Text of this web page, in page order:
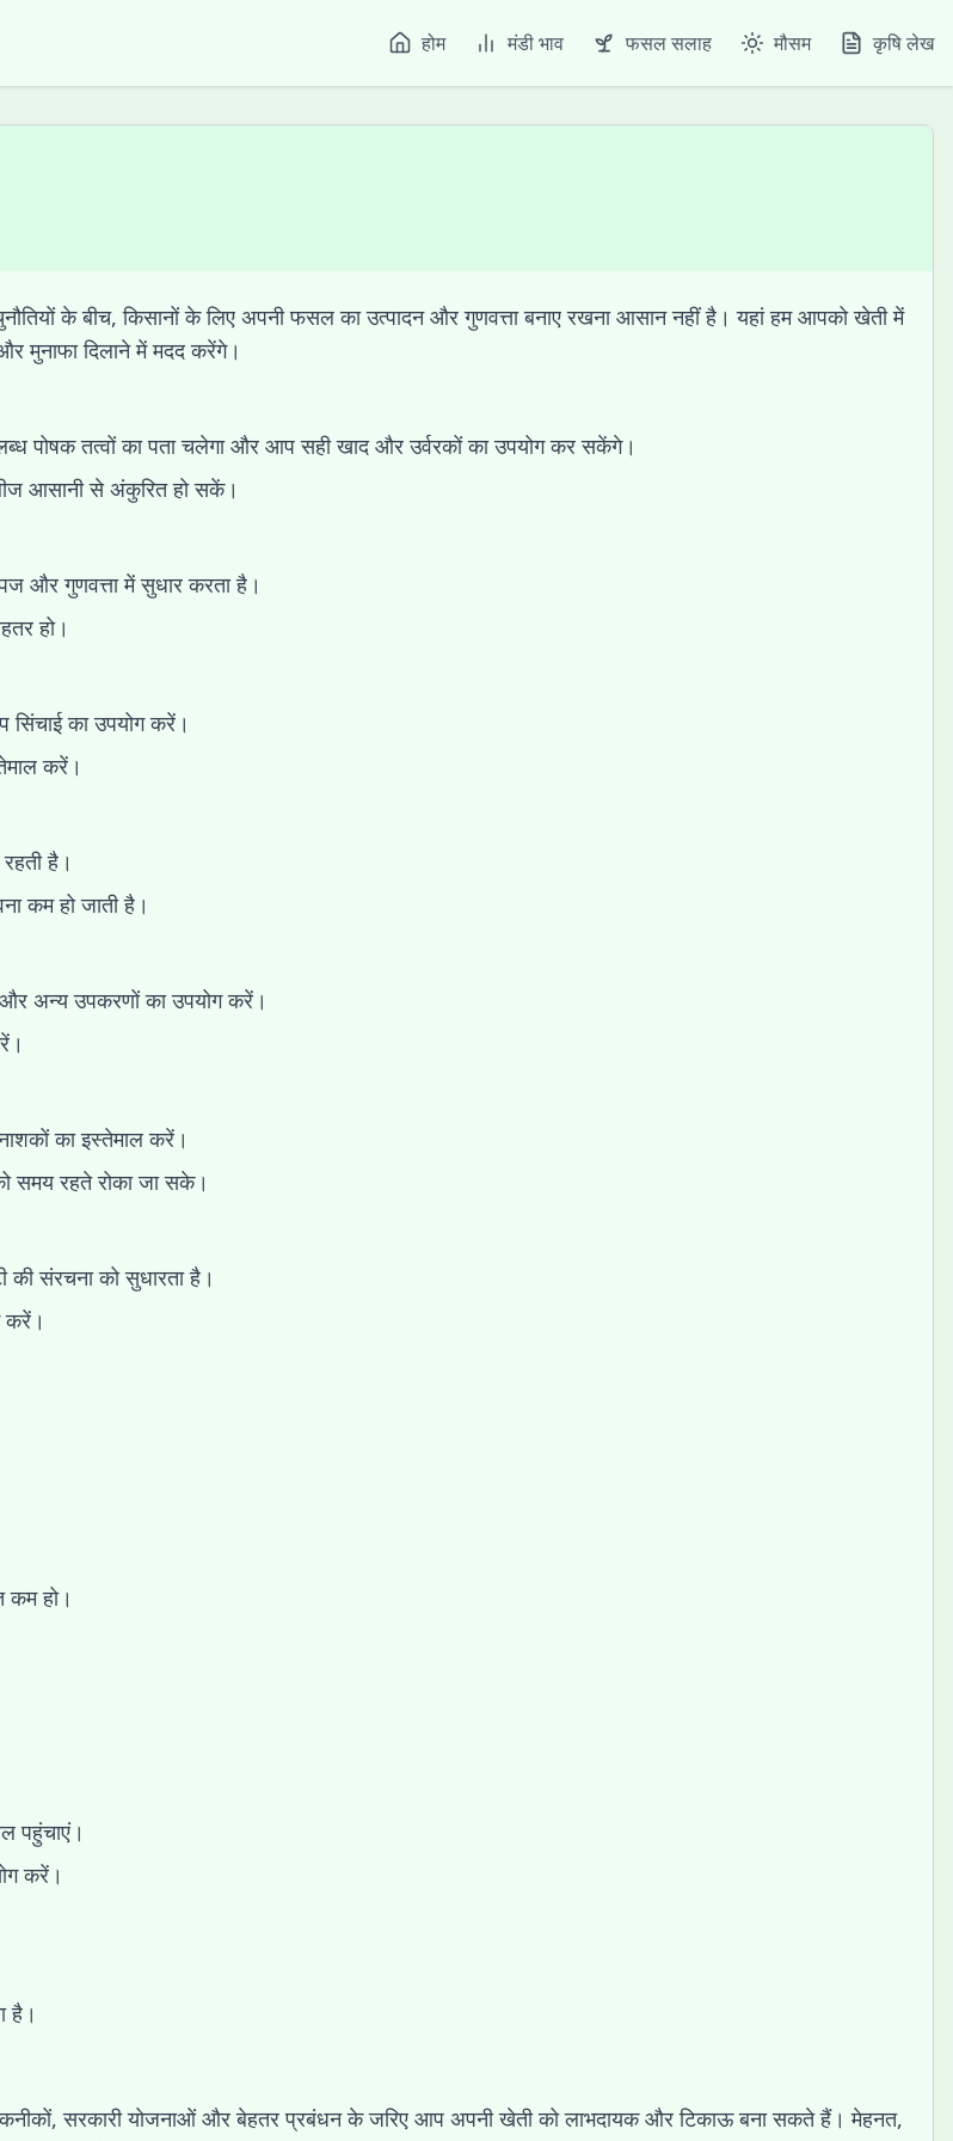
होम मंडी भाव फसल सलाह मौसम कृषि लेख
के बीच, किसानों के लिए अपनी फसल का उत्पादन और गुणवत्ता बनाए रखना आसान नहीं है। यहां हम आपको खेती में
मुनाफा दिलाने में मदद करेंगे।
पोषक तत्वों का पता चलेगा और आप सही खाद और उर्वरकों का उपयोग कर सकेंगे।
आसानी से अंकुरित हो सकें।
और गुणवत्ता में सुधार करता है।
हो।
का उपयोग करें।
करें।
है।
कम हो जाती है।
अन्य उपकरणों का उपयोग करें।
का इस्तेमाल करें।
समय रहते रोका जा सके।
की संरचना को सुधारता है।
करें।
कम हो।
पहुंचाएं।
करें।
है।
सरकारी योजनाओं और बेहतर प्रबंधन के जरिए आप अपनी खेती को लाभदायक और टिकाऊ बना सकते हैं। मेहनत,